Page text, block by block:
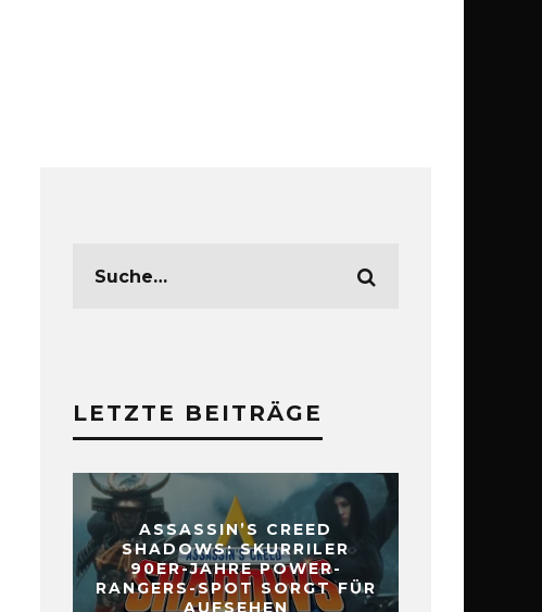
LETZTE BEITRÄGE
ASSASSIN’S CREED
SHADOWS: SKURRILER
90ER-JAHRE POWER-
RANGERS-SPOT SORGT FÜR
AUFSEHEN